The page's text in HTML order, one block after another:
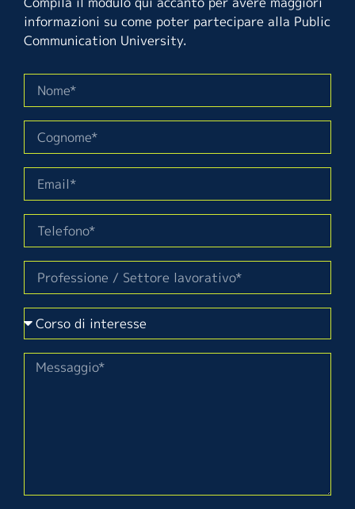
informazioni su come poter partecipare alla Public
Communication University.